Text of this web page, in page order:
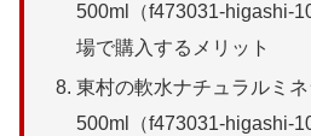
500ml（f473031-higashi-
場で購入するメリット
東村の軟水ナチュラルミ
500ml（f473031-higashi-